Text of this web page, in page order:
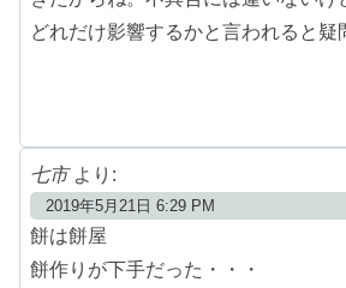
どれだけ影響するかと言われると疑
七市 より:
2019年5月21日 6:29 PM
餅は餅屋
餅作りが下手だった・・・